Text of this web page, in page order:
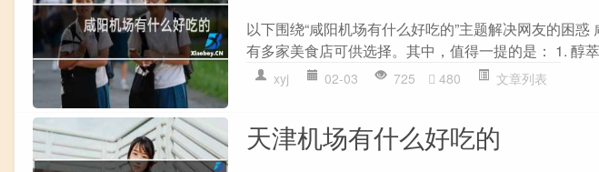
以下围绕“咸阳机场有什么好吃的”主题解决网友的困
有多家美食店可供选择。其中，值得一提的是： 1. 醇
xyj 02-03 725 480 文章列表
天津机场有什么好吃的